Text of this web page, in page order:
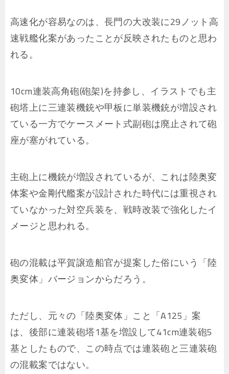
高速化が容易なのは、長門の大改装に29ノット高
速戦艦化案があったことが反映されたものと思わ
れる。
10cm連装高角砲(砲架)を持参し、イラストでも主
砲塔上に三連装機銃や甲板に単装機銃が増設され
ている一方でケースメート式副砲は廃止されて砲
座が塞がれている。
主砲上に機銃が増設されているが、これは陸奥変
体案や金剛代艦案が設計された時代には重視され
ていなかった対空兵装を、戦時改装で強化したイ
メージと思われる。
砲の混載は平賀譲造船官が提案した俗にいう「陸
奥変体」バージョンからだろう。
ただし、元々の「陸奥変体」こと「A125」案
は、後部に連装砲塔1基を増設して41cm連装砲5
基としたもので、この時点では連装砲と三連装砲
の混載案ではない。